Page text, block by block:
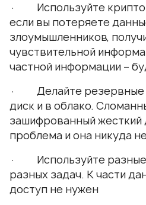
· Используйте
если вы потеряете
злоумышленников,
чувствительной
частной информации –
· Делайте резервные
диск и в облако.
зашифрованный жесткий
проблема и она никуда
· Используйте
разных задач. К части
доступ не нужен